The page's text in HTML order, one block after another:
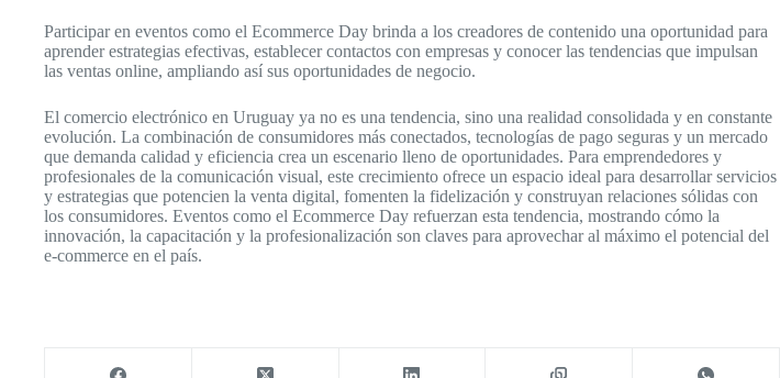
Participar en eventos como el Ecommerce Day brinda a los creadores de contenido una oportunidad para
aprender estrategias efectivas, establecer contactos con empresas y conocer las tendencias que impulsan
las ventas online, ampliando así sus oportunidades de negocio.
El comercio electrónico en Uruguay ya no es una tendencia, sino una realidad consolidada y en constante
evolución. La combinación de consumidores más conectados, tecnologías de pago seguras y un mercado
que demanda calidad y eficiencia crea un escenario lleno de oportunidades. Para emprendedores y
profesionales de la comunicación visual, este crecimiento ofrece un espacio ideal para desarrollar servicios
y estrategias que potencien la venta digital, fomenten la fidelización y construyan relaciones sólidas con
los consumidores. Eventos como el Ecommerce Day refuerzan esta tendencia, mostrando cómo la
innovación, la capacitación y la profesionalización son claves para aprovechar al máximo el potencial del
e-commerce en el país.